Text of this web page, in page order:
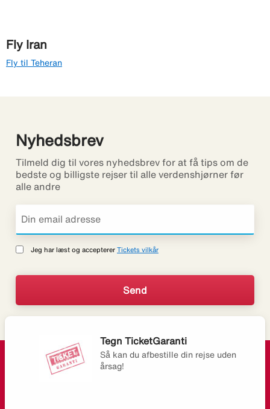
Fly Iran
Fly til Teheran
Nyhedsbrev
Tilmeld dig til vores nyhedsbrev for at få tips om de
bedste og billigste rejser til alle verdenshjørner før
alle andre
Jeg har læst og accepterer Tickets vilkår
Tegn TicketGaranti
Så kan du afbestille din rejse uden
årsag!